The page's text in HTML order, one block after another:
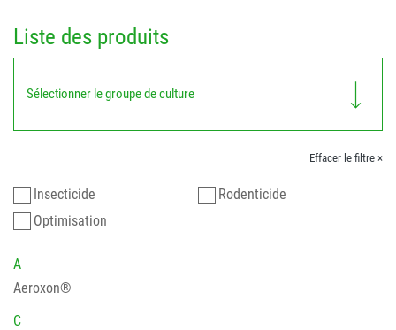
Liste des produits
Sélectionner le groupe de culture
Effacer le filtre ×
Insecticide
Rodenticide
Optimisation
A
Aeroxon®
C